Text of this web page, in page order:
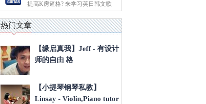
提高K房逼格? 来学习英日韩文歌
热门文章
【缘启真我】Jeff - 有设计
师的自由 格
【小提琴钢琴私教】
Linsay - Violin,Piano tutor